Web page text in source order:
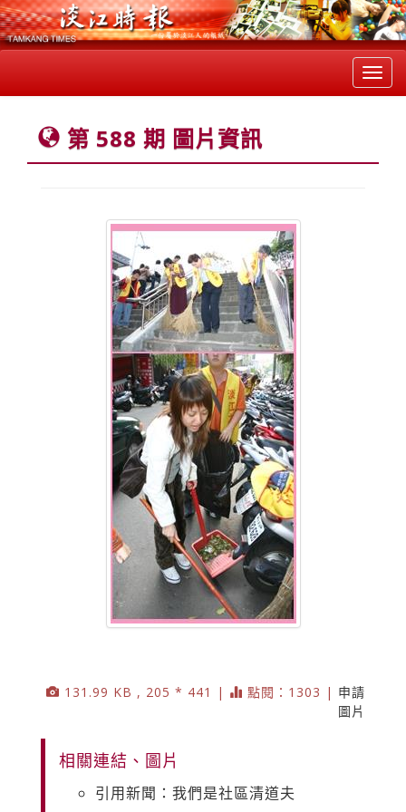
第 588 期 圖片資訊
131.99 KB , 205 * 441 | 點閱：1303 | 申請
圖片
相關連結、圖片
引用新聞：我們是社區清道夫